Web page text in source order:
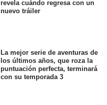
revela cuándo regresa con un
nuevo tráiler
La mejor serie de aventuras de
los últimos años, que roza la
puntuación perfecta, terminará
con su temporada 3